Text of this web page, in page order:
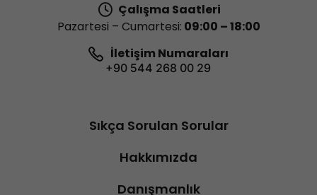
Çalışma Saatleri
Pazartesi – Cumartesi: 09:00 – 18:00
İletişim Numaraları
+90 544 268 00 29
Sıkça Sorulan Sorular
Hakkımızda
Danışmanlık